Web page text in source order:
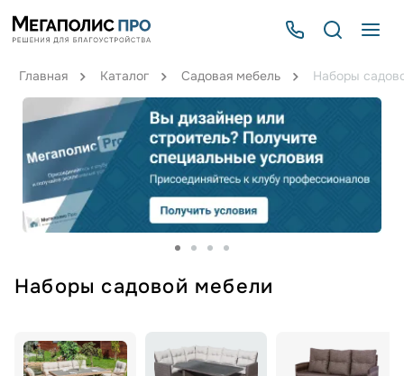
Главная Каталог Садовая мебель Наборы
Наборы садовой мебели